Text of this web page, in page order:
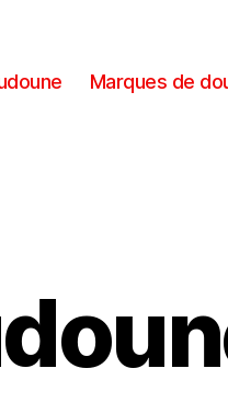
Marques de